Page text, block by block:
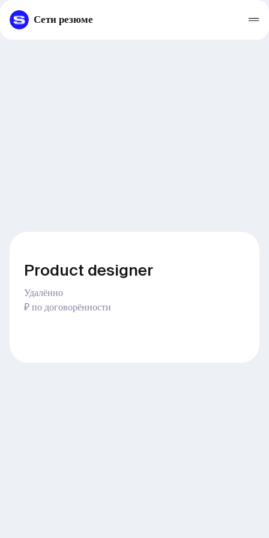
Сети резюме
Product designer
Удалённо
₽ по договорённости